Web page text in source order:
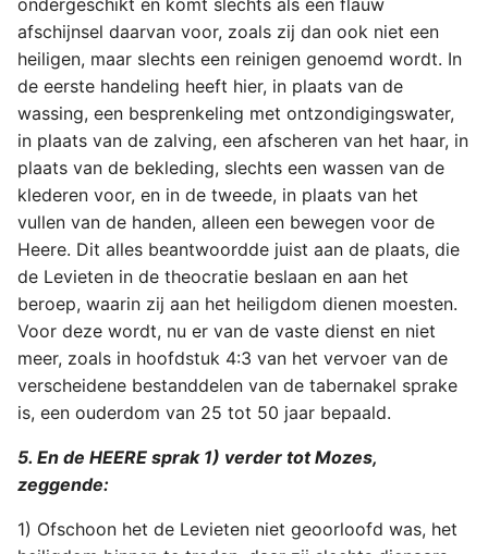
ondergeschikt en komt slechts als een flauw
afschijnsel daarvan voor, zoals zij dan ook niet een
heiligen, maar slechts een reinigen genoemd wordt. In
de eerste handeling heeft hier, in plaats van de
wassing, een besprenkeling met ontzondigingswater,
in plaats van de zalving, een afscheren van het haar, in
plaats van de bekleding, slechts een wassen van de
klederen voor, en in de tweede, in plaats van het
vullen van de handen, alleen een bewegen voor de
Heere. Dit alles beantwoordde juist aan de plaats, die
de Levieten in de theocratie beslaan en aan het
beroep, waarin zij aan het heiligdom dienen moesten.
Voor deze wordt, nu er van de vaste dienst en niet
meer, zoals in hoofdstuk 4:3 van het vervoer van de
verscheidene bestanddelen van de tabernakel sprake
is, een ouderdom van 25 tot 50 jaar bepaald.
5. En de HEERE sprak 1) verder tot Mozes,
zeggende:
1) Ofschoon het de Levieten niet geoorloofd was, het